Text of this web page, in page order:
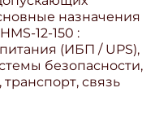
назначения
12-150 :
(ИБП / UPS),
безопасности,
связь